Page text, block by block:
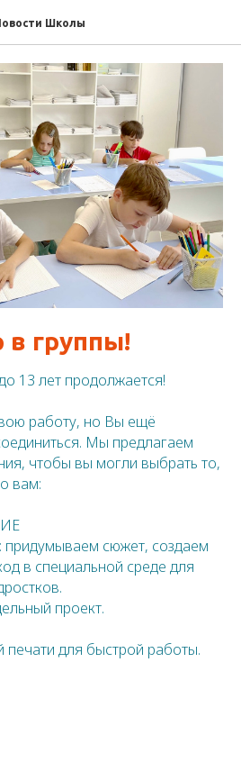
Школы
в группы!
13 лет продолжается!
работу, но Вы ещё
Мы предлагаем
чтобы вы могли выбрать то,
вам:
придумываем сюжет, создаем
в специальной среде для
проект.
печати для быстрой работы.